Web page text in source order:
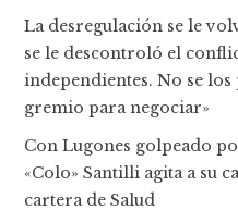
La desregulación se le
se le descontroló el
independientes. No se
gremio para negociar»
Con Lugones golpeado
«Colo» Santilli agita a su
cartera de Salud